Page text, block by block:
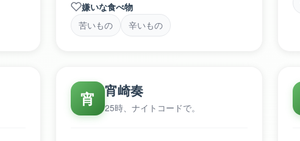
嫌いな食べ物
苦いもの
辛いもの
宵 宵崎奏
25時、ナイトコードで。